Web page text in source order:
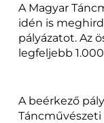
A Magyar
idén is
pályázatot. Az
legfeljebb
A beérkező